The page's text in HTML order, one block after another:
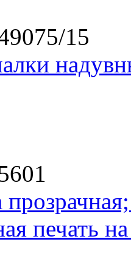
15
печать